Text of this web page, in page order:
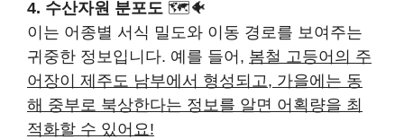
4. 수산자원 분포도 🗺️🐠
이는 어종별 서식 밀도와 이동 경로를 보여주는
귀중한 정보입니다. 예를 들어, 봄철 고등어의 주
어장이 제주도 남부에서 형성되고, 가을에는 동
해 중부로 북상한다는 정보를 알면 어획량을 최
적화할 수 있어요!